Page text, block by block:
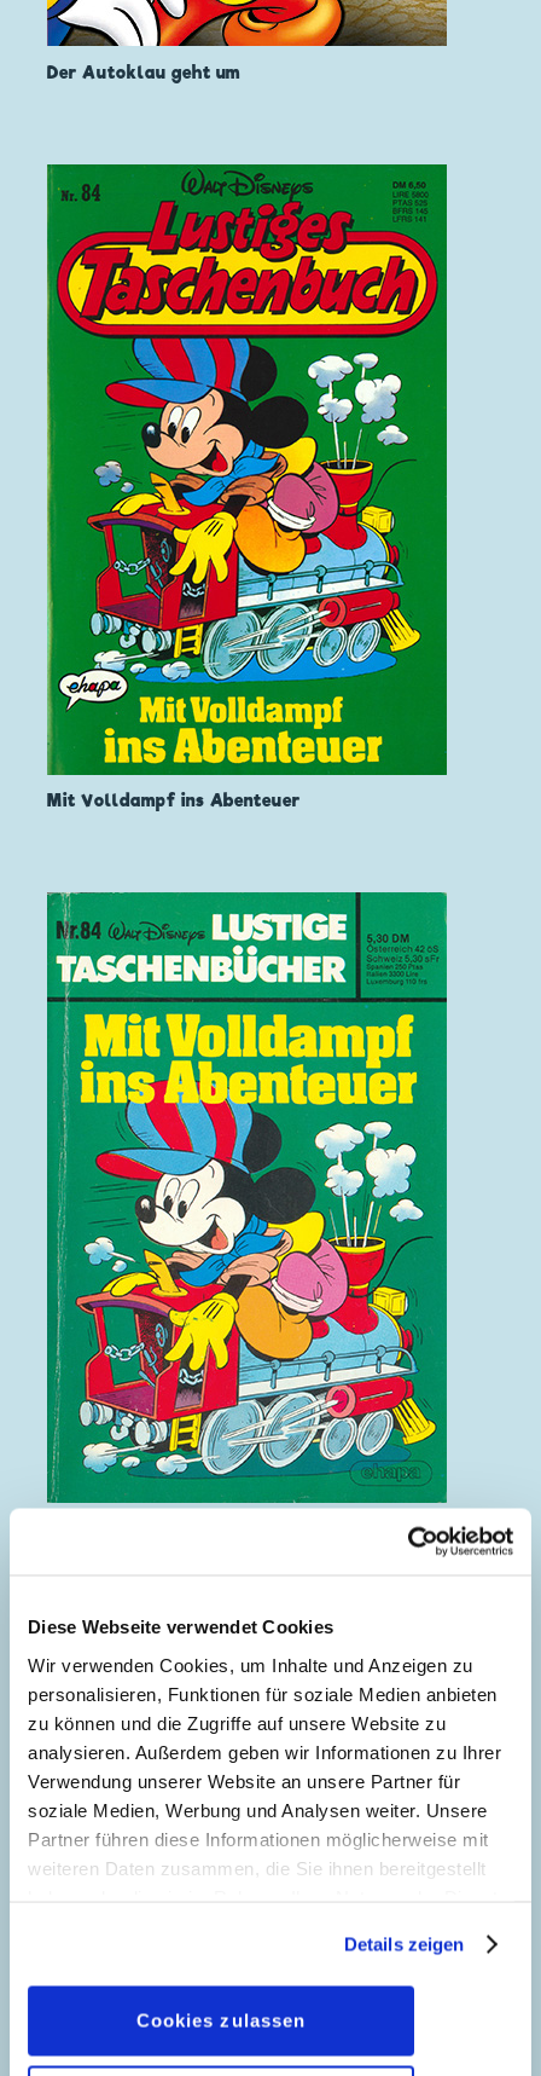
Diese Webseite verwendet Cookies
Wir verwenden Cookies, um Inhalte und Anzeigen zu
personalisieren, Funktionen für soziale Medien anbieten
zu können und die Zugriffe auf unsere Website zu
analysieren. Außerdem geben wir Informationen zu Ihrer
Verwendung unserer Website an unsere Partner für
soziale Medien, Werbung und Analysen weiter. Unsere
Partner führen diese Informationen möglicherweise mit
weiteren Daten zusammen, die Sie ihnen bereitgestellt
geben, können Sie diese jederzeit in der
Datenschutzerklärungwieder widerrufen.
Details zeigen
Cookies zulassen
Der Autoklau geht um
Mit Volldampf ins Abenteuer